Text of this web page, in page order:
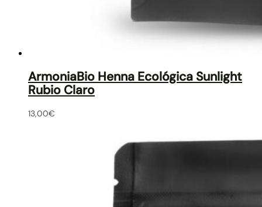
ArmoniaBio Henna Ecológica Sunlight
Rubio Claro
13,00€